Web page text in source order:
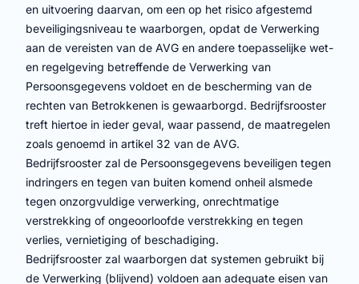
en uitvoering daarvan, om een op het risico afgestemd
beveiligingsniveau te waarborgen, opdat de Verwerking
aan de vereisten van de AVG en andere toepasselijke wet-
en regelgeving betreffende de Verwerking van
Persoonsgegevens voldoet en de bescherming van de
rechten van Betrokkenen is gewaarborgd. Bedrijfsrooster
treft hiertoe in ieder geval, waar passend, de maatregelen
zoals genoemd in artikel 32 van de AVG.
Bedrijfsrooster zal de Persoonsgegevens beveiligen tegen
indringers en tegen van buiten komend onheil alsmede
tegen onzorgvuldige verwerking, onrechtmatige
verstrekking of ongeoorloofde verstrekking en tegen
verlies, vernietiging of beschadiging.
Bedrijfsrooster zal waarborgen dat systemen gebruikt bij
de Verwerking (blijvend) voldoen aan adequate eisen van